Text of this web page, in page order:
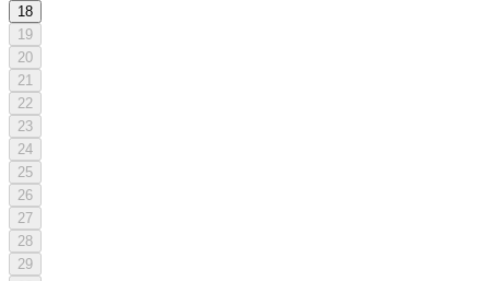
18
19
20
21
22
23
24
25
26
27
28
29